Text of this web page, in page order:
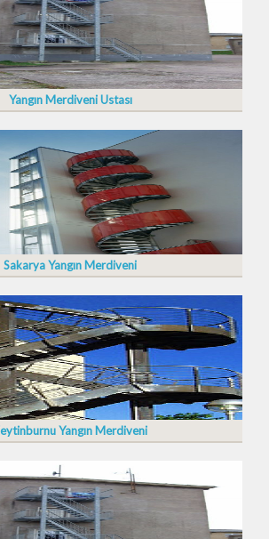
Yangın Merdiveni Ustası
Sakarya Yangın Merdiveni
Yangın Merdiveni